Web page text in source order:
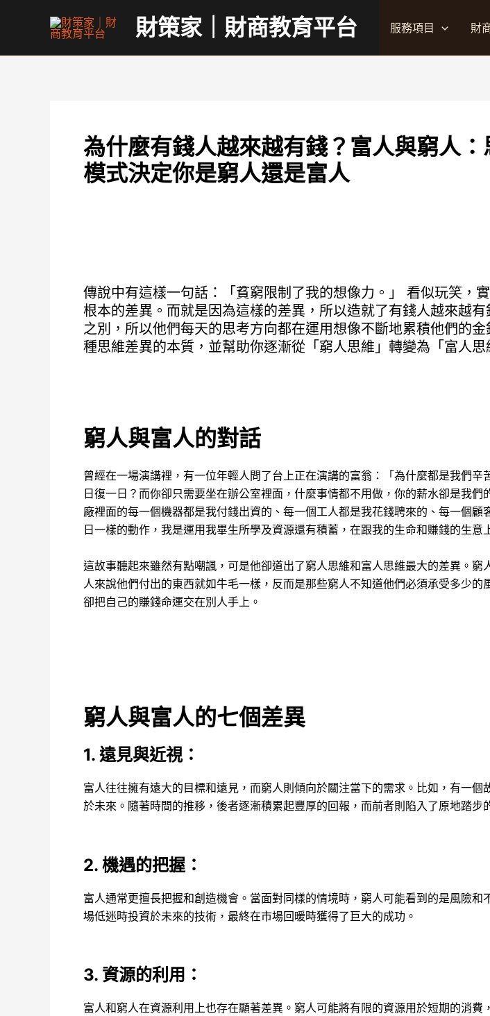
財策家｜財商教育平台 服務項目 財
為什麼有錢人越來越有錢？富人與窮人
模式決定你是窮人還是富人
傳說中有這樣一句話：「貧窮限制了我的想像力。」 看似玩笑，
根本的差異。而就是因為這樣的差異，所以造就了有錢人越來越
之別，所以他們每天的思考方向都在運用想像不斷地累積他們的
種思維差異的本質，並幫助你逐漸從「窮人思維」轉變為「富人思
窮人與富人的對話
曾經在一場演講裡，有一位年輕人問了台上正在演講的富翁：「為什麼都是我們
日復一日？而你卻只需要坐在辦公室裡面，什麼事情都不用做，你的薪水卻是我
廠裡面的每一個機器都是我付錢出資的、每一個工人都是我花錢聘來的、每一個
日一樣的動作，我是運用我畢生所學及資源還有積蓄，在跟我的生命和賺錢的生意
這故事聽起來雖然有點嘲諷，可是他卻道出了窮人思維和富人思維最大的差異。
人來說他們付出的東西就如牛毛一樣，反而是那些窮人不知道他們必須承受多少
卻把自己的賺錢命運交在別人手上。
窮人與富人的七個差異
1. 遠見與近視：
富人往往擁有遠大的目標和遠見，而窮人則傾向於關注當下的需求。比如，有一
於未來。隨著時間的推移，後者逐漸積累起豐厚的回報，而前者則陷入了原地踏步
2. 機遇的把握 ：
富人通常更擅長把握和創造機會。當面對同樣的情境時，窮人可能看到的是風險
場低迷時投資於未來的技術，最終在市場回暖時獲得了巨大的成功。
3. 資源的利用 ：
富人和窮人在資源利用上也存在顯著差異。窮人可能將有限的資源用於短期的消